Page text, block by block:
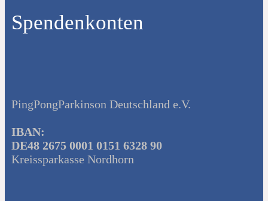
Spendenkonten
PingPongParkinson Deutschland e.V.
IBAN:
DE48 2675 0001 0151 6328 90
Kreissparkasse Nordhorn